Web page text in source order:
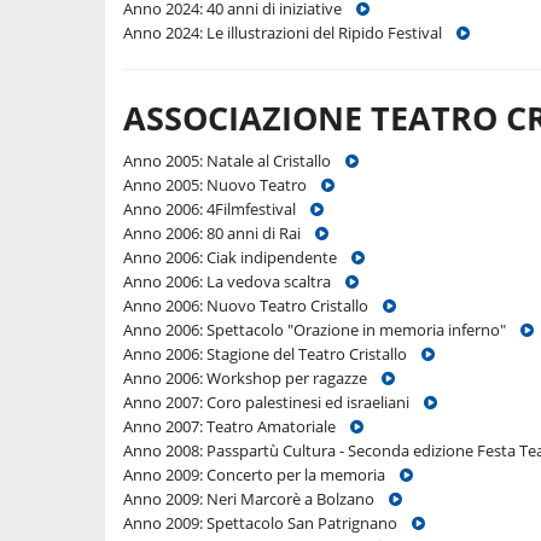
Anno 2024: 40 anni di iniziative
Anno 2024: Le illustrazioni del Ripido Festival
ASSOCIAZIONE TEATRO
Anno 2005: Natale al Cristallo
Anno 2005: Nuovo Teatro
Anno 2006: 4Filmfestival
Anno 2006: 80 anni di Rai
Anno 2006: Ciak indipendente
Anno 2006: La vedova scaltra
Anno 2006: Nuovo Teatro Cristallo
Anno 2006: Spettacolo "Orazione in memoria inferno"
Anno 2006: Stagione del Teatro Cristallo
Anno 2006: Workshop per ragazze
Anno 2007: Coro palestinesi ed israeliani
Anno 2007: Teatro Amatoriale
Anno 2008: Passpartù Cultura - Seconda edizione Festa
Anno 2009: Concerto per la memoria
Anno 2009: Neri Marcorè a Bolzano
Anno 2009: Spettacolo San Patrignano